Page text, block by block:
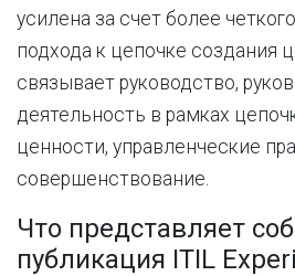
усилена за счет более
подхода к цепочке создания
связывает руководство,
деятельность в рамках
ценности, управленческие
совершенствование.
Что представляет
публикация ITIL